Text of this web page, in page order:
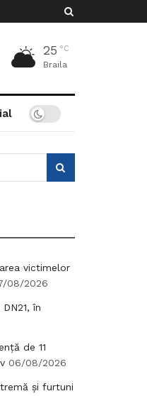
25 °C
Braila
victimelor
08/2026
în
de 11
06/08/2026
și furtuni